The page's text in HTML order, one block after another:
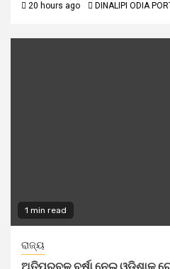
20 hours ago DINALIPI ODIA
1 min read
ରାଜ୍ୟ